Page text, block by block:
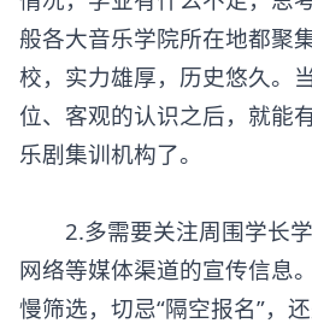
般各大音乐学院所在地都聚
校，实力雄厚，历史悠久。
位、客观的认识之后，就能
乐剧集训机构了。
2.多需要关注周围学长学
网络等媒体渠道的宣传信息
慢筛选，切忌“隔空报名”，